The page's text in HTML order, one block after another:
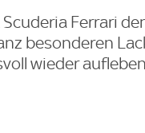
Ferrari
besonderen
wieder